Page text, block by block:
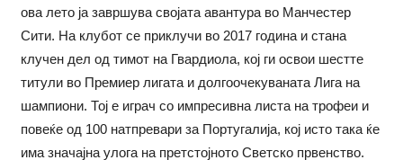
ова лето ја завршува својата авантура во Манчестер
Сити. На клубот се приклучи во 2017 година и стана
клучeн дел од тимот на Гвардиола, кој ги освои шестте
титули во Премиер лигата и долгоочекуваната Лига на
шампиони. Тој е играч со импресивна листа на трофеи и
повеќе од 100 натпревари за Португалија, кој исто така ќе
има значајна улога на претстојното Светско првенство.